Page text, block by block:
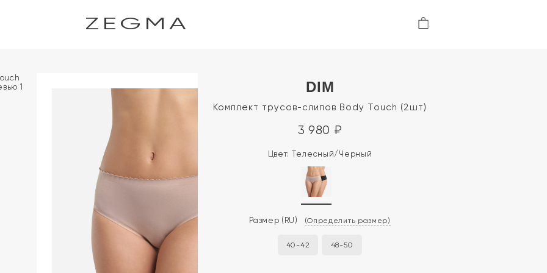
ZEGMA
DIM
Комплект трусов-слипов Body Touch (2шт)
3 980 ₽
Цвет: Телесный/Черный
Размер (RU) (Определить размер)
40-42 48-50